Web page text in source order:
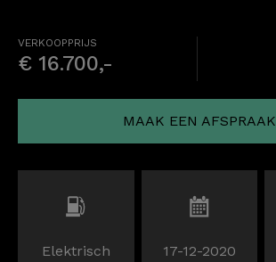
VERKOOPPRIJS
€ 16.700,-
MAAK EEN AFSPRAAK
Elektrisch 17-12-2020